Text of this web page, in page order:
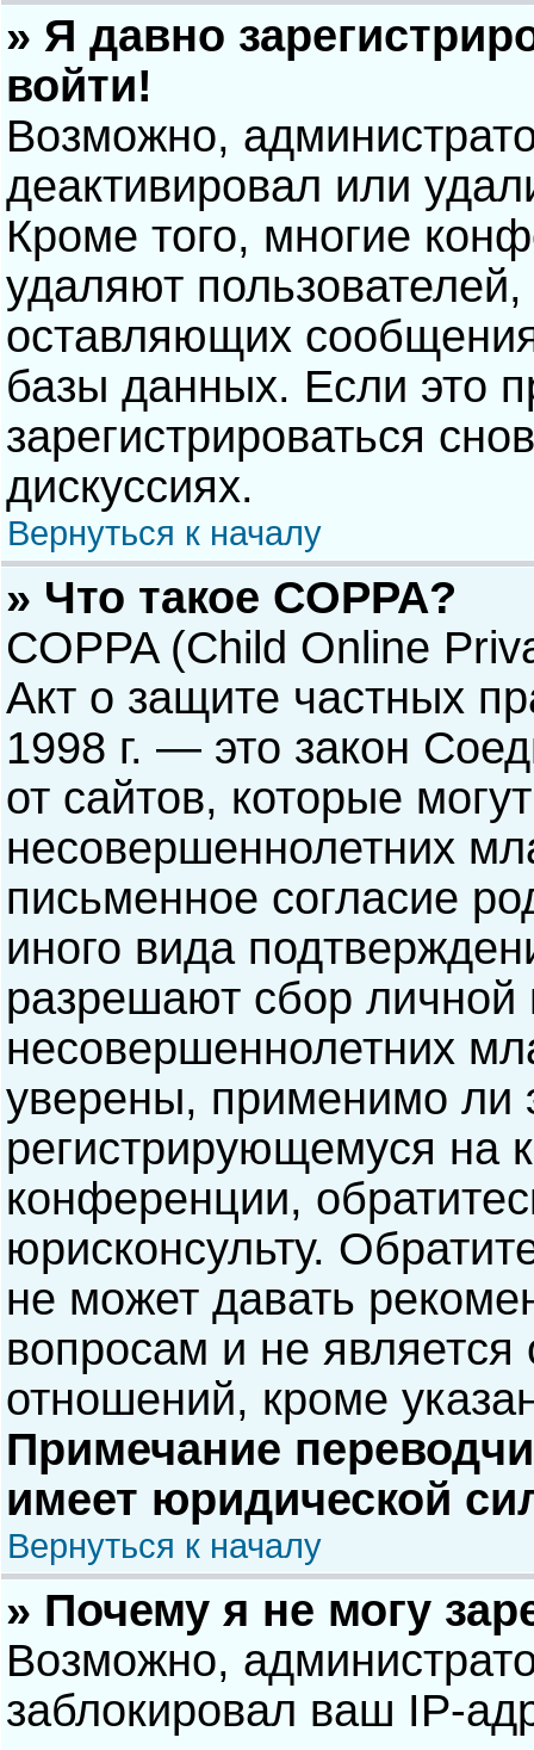
» Я давно
войти!
Возможно,
деактивировал или
Кроме того, многие
удаляют
оставляющих
базы данных. Если это
зарегистрироваться
дискуссиях.
Вернуться к началу
» Что такое COPPA?
COPPA (Child Online
Акт о защите частных
1998 г. — это закон
от сайтов, которые
несовершеннолетних
письменное согласие
иного вида
разрешают сбор
несовершеннолетних
уверены, применимо ли
регистрирующемуся на
конференции,
юрисконсульту.
не может давать
вопросам и не
отношений, кроме
Примечание
имеет юридической
Вернуться к началу
» Почему я не могу
Возможно,
заблокировал ваш IP-